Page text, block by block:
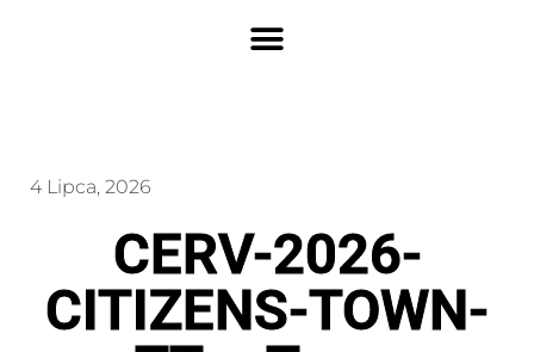
4 Lipca, 2026
CERV-2026-
CITIZENS-TOWN-